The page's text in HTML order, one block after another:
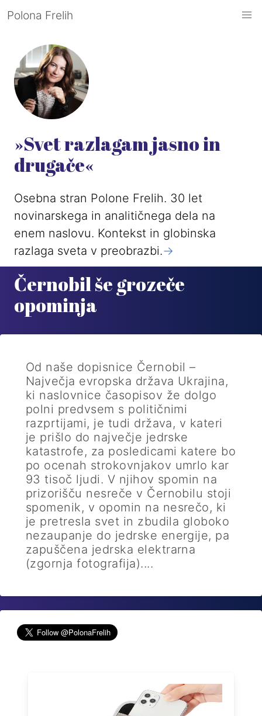
Polona Frelih
»Svet razlagam jasno in
drugače«
Osebna stran Polone Frelih. 30 let
novinarskega in analitičnega dela na
enem naslovu. Kontekst in globinska
razlaga sveta v preobrazbi.->
Černobil še grozeče
opominja
Od naše dopisnice Černobil –
Največja evropska država Ukrajina,
ki naslovnice časopisov že dolgo
polni predvsem s političnimi
razprtijami, je tudi država, v kateri
je prišlo do največje jedrske
katastrofe, za posledicami katere bo
po ocenah strokovnjakov umrlo kar
93 tisoč ljudi. V njihov spomin na
prizorišču nesreče v Černobilu stoji
spomenik, v opomin na nesrečo, ki
je pretresla svet in zbudila globoko
nezaupanje do jedrske energije, pa
zapuščena jedrska elektrarna
(zgornja fotografija)....